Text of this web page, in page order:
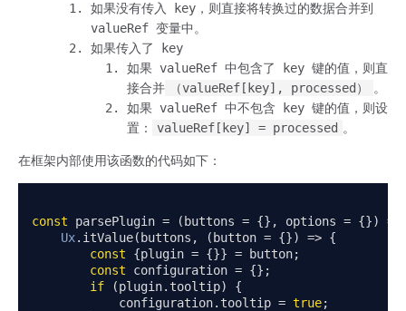
如果没有传入 key，则直接将转换过的数据合并到
valueRef 变量中。
如果传入了 key
如果 valueRef 中包含了 key 键的值，则直
接合并
（valueRef[key], processed）
。
如果 valueRef 中不包含 key 键的值，则设
置：
valueRef[key] = processed 。
在框架内部使用该函数的代码如下：
const parsePlugin = ( buttons = {}, options = {})
=>
Ux. itValue( buttons , ( button = {}) => {
const
{plugin = {}} = button;
const configuration = {};
if
(plugin. tooltip)
{
            configuration
. tooltip = true;